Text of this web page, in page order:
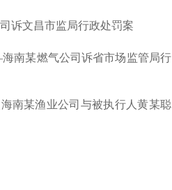
文昌市监局行政处罚案
某燃气公司诉省市场监管局行
某渔业公司与被执行人黄某聪